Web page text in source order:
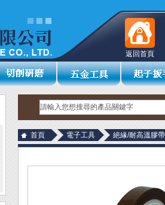
返回首頁
首頁 電子工具 絕緣/耐高溫膠帶